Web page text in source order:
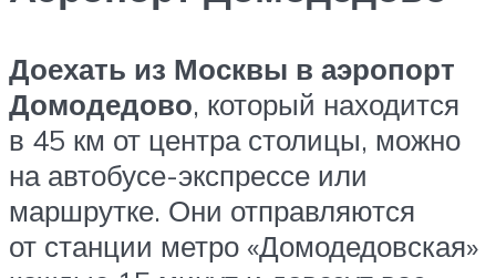
Доехать из Москвы в аэропорт
Домодедово, который находится
в 45 км от центра столицы, можно
на автобусе-экспрессе или
маршрутке. Они отправляются
от станции метро «Домодедовская»